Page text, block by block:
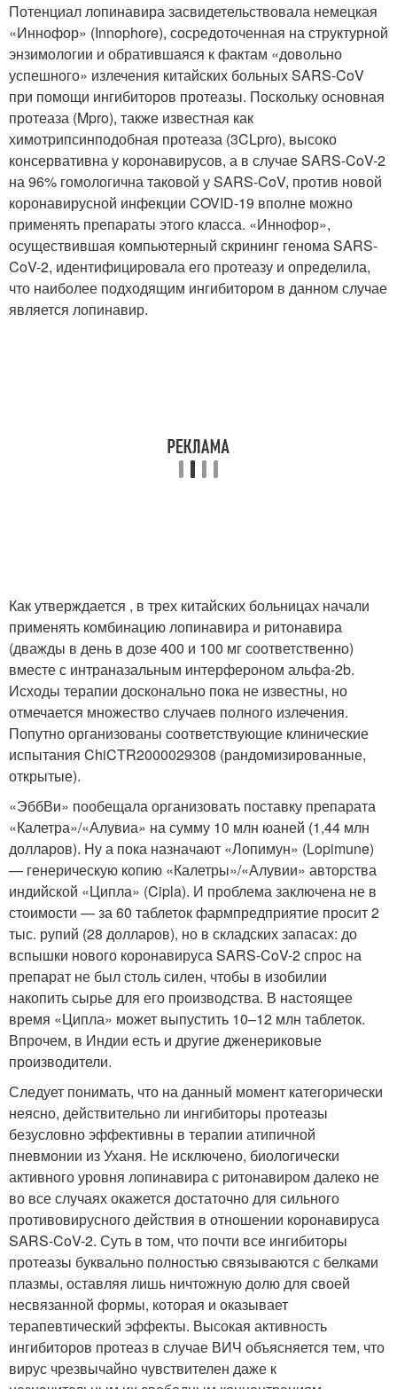
Потенциал лопинавира засвидетельствовала немецкая
«Иннофор» (Innophore), сосредоточенная на структурной
энзимологии и обратившаяся к фактам «довольно
успешного» излечения китайских больных SARS-CoV
при помощи ингибиторов протеазы. Поскольку основная
протеаза (Mpro), также известная как
химотрипсинподобная протеаза (3CLpro), высоко
консервативна у коронавирусов, а в случае SARS-CoV-2
на 96% гомологична таковой у SARS-CoV, против новой
коронавирусной инфекции COVID-19 вполне можно
применять препараты этого класса. «Иннофор»,
осуществившая компьютерный скрининг генома SARS-
CoV-2, идентифицировала его протеазу и определила,
что наиболее подходящим ингибитором в данном случае
является лопинавир.
Как утверждается , в трех китайских больницах начали
применять комбинацию лопинавира и ритонавира
(дважды в день в дозе 400 и 100 мг соответственно)
вместе с интраназальным интерфероном альфа-2b.
Исходы терапии досконально пока не известны, но
отмечается множество случаев полного излечения.
Попутно организованы соответствующие клинические
испытания ChiCTR2000029308 (рандомизированные,
открытые).
«ЭббВи» пообещала организовать поставку препарата
«Калетра»/«Алувиа» на сумму 10 млн юаней (1,44 млн
долларов). Ну а пока назначают «Лопимун» (Lopimune)
— генерическую копию «Калетры»/«Алувии» авторства
индийской «Ципла» (Cipla). И проблема заключена не в
стоимости — за 60 таблеток фармпредприятие просит 2
тыс. рупий (28 долларов), но в складских запасах: до
вспышки нового коронавируса SARS-CoV-2 спрос на
препарат не был столь силен, чтобы в изобилии
накопить сырье для его производства. В настоящее
время «Ципла» может выпустить 10–12 млн таблеток.
Впрочем, в Индии есть и другие дженериковые
производители.
Следует понимать, что на данный момент категорически
неясно, действительно ли ингибиторы протеазы
безусловно эффективны в терапии атипичной
пневмонии из Уханя. Не исключено, биологически
активного уровня лопинавира с ритонавиром далеко не
во все случаях окажется достаточно для сильного
противовирусного действия в отношении коронавируса
SARS-CoV-2. Суть в том, что почти все ингибиторы
протеазы буквально полностью связываются с белками
плазмы, оставляя лишь ничтожную долю для своей
несвязанной формы, которая и оказывает
терапевтический эффекты. Высокая активность
ингибиторов протеаз в случае ВИЧ объясняется тем, что
вирус чрезвычайно чувствителен даже к